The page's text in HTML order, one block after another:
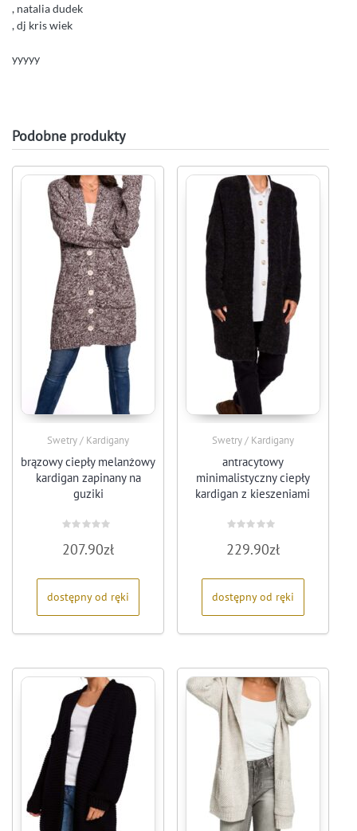
, natalia dudek
, dj kris wiek
yyyyy
Podobne produkty
Swetry / Kardigany
brązowy ciepły melanżowy
kardigan zapinany na
guziki
0
na
207.90zł
dostępny od ręki
Swetry / Kardigany
antracytowy
minimalistyczny ciepły
kardigan z kieszeniami
0
na
229.90zł
dostępny od ręki